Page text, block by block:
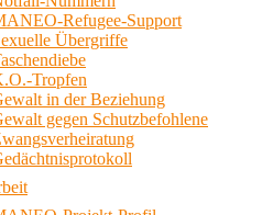
Refugee-Support
Übergriffe
Tropfen
in der Beziehung
gegen Schutzbefohlene